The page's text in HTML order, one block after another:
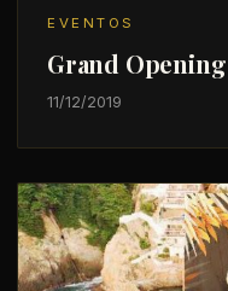
EVENTOS
Grand
11/12/2019